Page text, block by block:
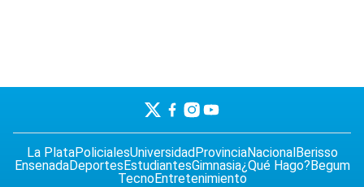
La PlataPolicialesUniversidadProvinciaNacionalBerisso
EnsenadaDeportesEstudiantesGimnasia¿Qué Hago?Begum
TecnoEntretenimiento